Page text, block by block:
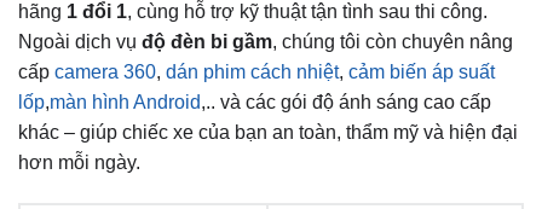
hãng 1 đổi 1, cùng hỗ trợ kỹ thuật tận tình sau thi công.
Ngoài dịch vụ độ đèn bi gầm, chúng tôi còn chuyên nâng
cấp camera 360, dán phim cách nhiệt, cảm biến áp suất
lốp,màn hình Android,.. và các gói độ ánh sáng cao cấp
khác – giúp chiếc xe của bạn an toàn, thẩm mỹ và hiện đại
hơn mỗi ngày.